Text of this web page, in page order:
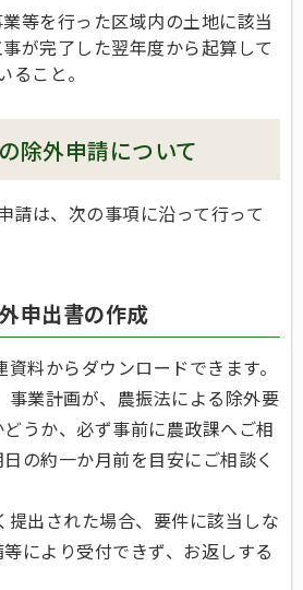
等を行った区域内の土地に該当
が完了した翌年度から起算して
ること。
除外申請について
請は、次の事項に沿って行って
申出書の作成
料からダウンロードできます。
業計画が、農振法による除外要
うか、必ず事前に農政課へご相
の約一か月前を目安にご相談く
提出された場合、要件に該当しな
により受付できず、お返しする